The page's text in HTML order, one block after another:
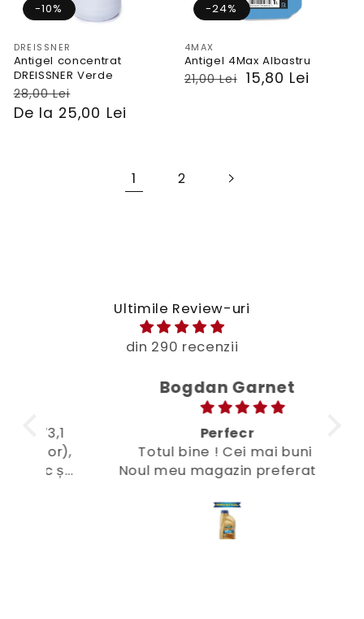
Vendor:
DREISSNER
Antigel concentrat
DREISSNER Verde
PRP
28,00 Lei
Preț
De la 25,00 Lei
-10%
Vendor:
4MAX
Antigel 4Max Albastru
PRP
21,00 Lei
Preț 15,80 Lei
-24%
1 2
Ultimile Review-uri
din 290 recenzii
Bogdan Garnet
Perfecr
Totul bine ! Cei mai buni
Noul meu magazin preferat 😜